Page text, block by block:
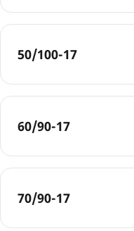
50/100-17
60/90-17
70/90-17